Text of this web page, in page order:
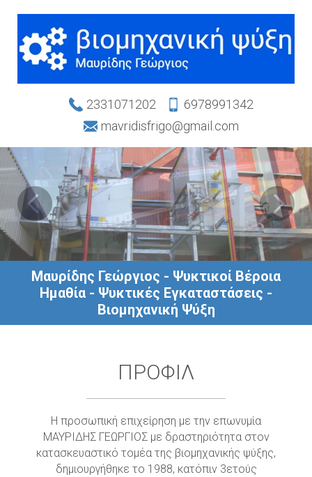
2331071202
6978991342
mavridisfrigo@gmail.com
Μαυρίδης Γεώργιος - Ψυκτικοί Βέροια
Ημαθία - Ψυκτικές Εγκαταστάσεις -
Βιομηχανική Ψύξη
ΠΡΟΦΊΛ
Η προσωπική επιχείρηση με την επωνυμία
ΜΑΥΡΙΔΗΣ ΓΕΩΡΓΙΟΣ με δραστηριότητα στον
κατασκευαστικό τομέα της βιομηχανικής ψύξης,
δημιουργήθηκε το 1988, κατόπιν 3ετούς